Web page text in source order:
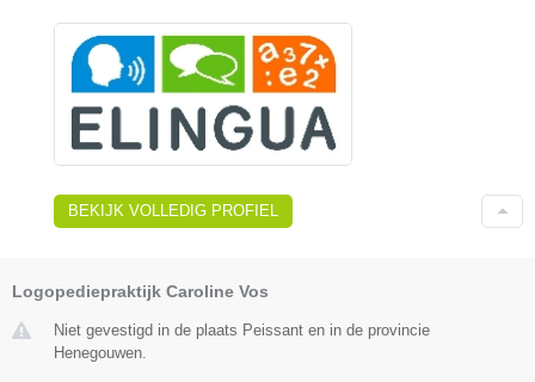
BEKIJK VOLLEDIG PROFIEL
Logopediepraktijk Caroline Vos
Niet gevestigd in de plaats Peissant en in de provincie
Henegouwen.